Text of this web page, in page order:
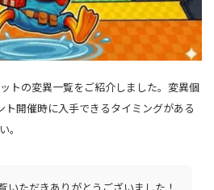
トの変異一覧をご紹介しました。変異個
開催時に入手できるタイミングがある
。
いただきありがとうございました！